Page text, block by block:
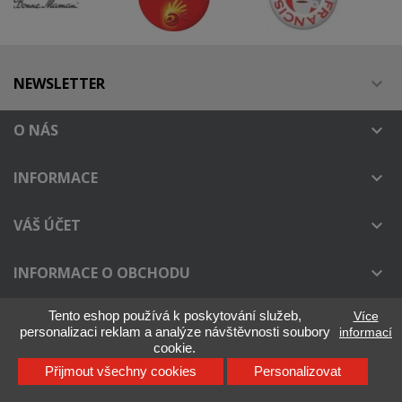
Tento eshop používá k poskytování služeb,
personalizaci reklam a analýze návštěvnosti soubory
cookie.
Více
informací
Přijmout všechny cookies Personalizovat
NEWSLETTER 
O NÁS 
INFORMACE 
VÁŠ ÚČET 
INFORMACE O OBCHODU 
IllyOnline.cz - Není oficiálním distributorem kávy ILLY